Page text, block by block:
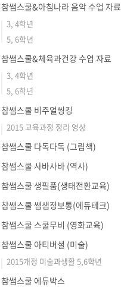
참쌤스쿨&아침나라 음악 수업 자료
3, 4학년
5, 6학년
참쌤스쿨&체육과건강 수업 자료
3, 4학년
5, 6학년
참쌤스쿨 비주얼씽킹
2015 교육과정 정리 영상
참쌤스쿨 다독다독 (그림책)
참쌤스쿨 사바사바 (역사)
참쌤스쿨 생필품(생태전환교육)
참쌤스쿨 쌤샘정보통(에듀테크)
참쌤스쿨 스쿨무비 (영화교육)
참쌤스쿨 아티버셜 (미술)
2015개정 미술과생활 5,6학년
참쌤스쿨 에듀박스